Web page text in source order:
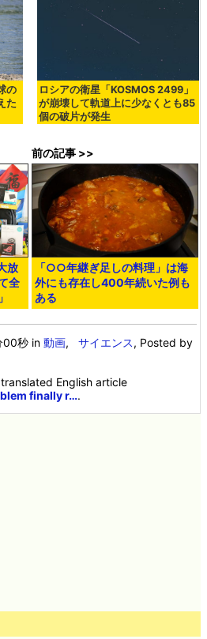
の
た
ロシアの衛星「KOSMOS 2499」
が崩壊して軌道上に少なくとも85
個の破片が発生
放
全
前の記事 >>
「○○年継ぎ足しの料理」は海
外にも存在し400年続いた例も
ある
00秒 in動画,サイエンス, Posted by
English article
finally r….